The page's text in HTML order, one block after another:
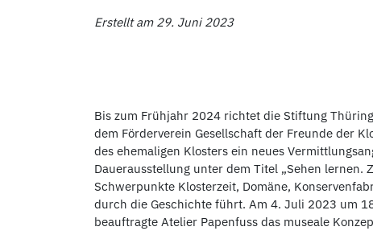
Erstellt am 29. Juni 2023
Bis zum Frühjahr 2024 richtet die Stiftung
dem Förderverein Gesellschaft der Freunde der
des ehemaligen Klosters ein neues
Dauerausstellung unter dem Titel „Sehen lernen.
Schwerpunkte Klosterzeit, Domäne,
durch die Geschichte führt. Am 4. Juli 2023 um
beauftragte Atelier Papenfuss das museale